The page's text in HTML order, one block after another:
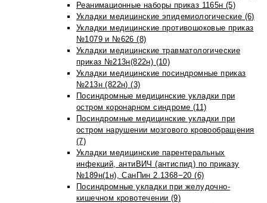
Реанимационные наборы приказ 1165н (5)
Укладки медицинские эпидемиологические (6)
Укладки медицинские противошоковые приказ
№1079 и №626 (8)
Укладки медицинские травматологические
приказ №213н(822н) (10)
Укладки медицинские посиндромные приказ
№213н (822н) (3)
Посиндромные медицинские укладки при
остром коронарном синдроме (11)
Посиндромные медицинские укладки при
остром нарушении мозгового кровообращения
(7)
Укладки медицинские парентеральных
инфекций, антиВИЧ (антиспид) по приказу
№189н(1н), СанПин 2.1368−20 (6)
Посиндромные укладки при желудочно-
кишечном кровотечении (9)